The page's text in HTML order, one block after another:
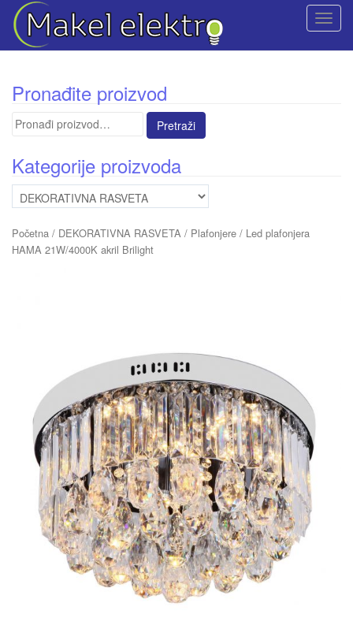
T
Pronađite proizvod
Pretraga
Kategorije proizvoda
Početna / DEKORATIVNA RASVETA / Plafonjere / Led plafonjera
HAMA 21W/4000K akril Brilight